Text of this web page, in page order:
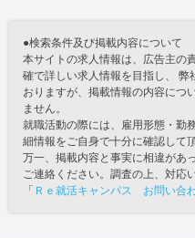
●検索条件及び掲載内容について
本サイトの求人情報は、広告主の
確で詳しい求人情報を目指し、
おりますが、掲載情報の内容につ
ません。
就職活動の際には、雇用形態・勤
細情報をご自身で十分に確認して
万一、掲載内容と事実に相違があ
ご連絡ください。調査の上、対応
「 Ｒｅ就活キャンパス お問い合